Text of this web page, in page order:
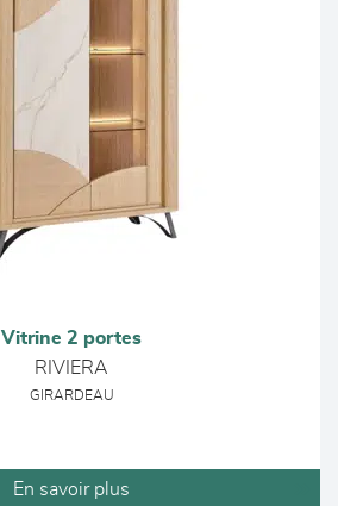
Vitrine 2 portes
RIVIERA
GIRARDEAU
En savoir plus